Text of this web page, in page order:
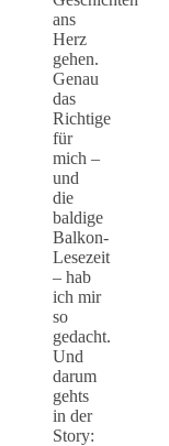
ans
Herz
gehen.
Genau
das
Richtige
für
mich –
und
die
baldige
Balkon-
Lesezeit
– hab
ich mir
so
gedacht.
Und
darum
gehts
in der
Story: